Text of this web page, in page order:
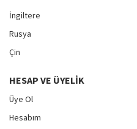
İngiltere
Rusya
Çin
HESAP VE ÜYELIK
Üye Ol
Hesabım